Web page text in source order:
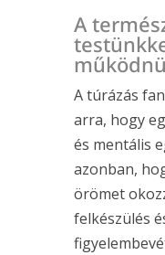
A
A túrázás
arra, hogy
és mentális
azonban,
örömet
felkészülés